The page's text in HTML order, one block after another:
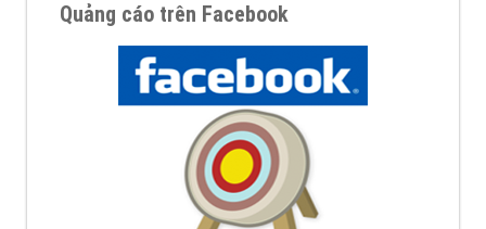
Quảng cáo trên Facebook